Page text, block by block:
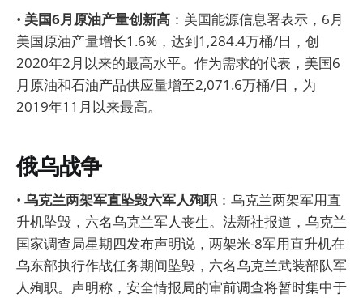
• 美国6月原油产量创新高 ：美国能源信息署表示，6月
美国原油产量增长1.6%，达到1,284.4万桶/日，创
2020年2月以来的最高水平。作为需求的代表，美国6
月原油和石油产品供应量增至2,071.6万桶/日，为
2019年11月以来最高。
俄乌战争
• 乌克兰两架军直坠毁六军人殉职 ：乌克兰两架军用直
升机坠毁，六名乌克兰军人丧生。法新社报道，乌克兰
国家调查局星期四发布声明说，两架米-8军用直升机在
乌东部执行作战任务期间坠毁，六名乌克兰武装部队军
人殉职。声明称，安全情报局的审前调查将暂时集中于